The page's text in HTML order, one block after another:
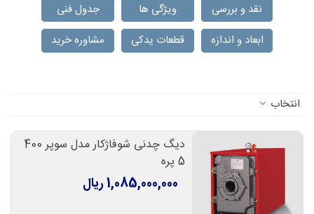
نقد و بررسی ویژگی ها
جدول فنی
ابعاد و اندازه
قطعات یدکی مشاوره خرید
انتخاب
دیگ چدنی شوفاژکار مدل سوپر 400
5 پره
1,085,000,000 ریال